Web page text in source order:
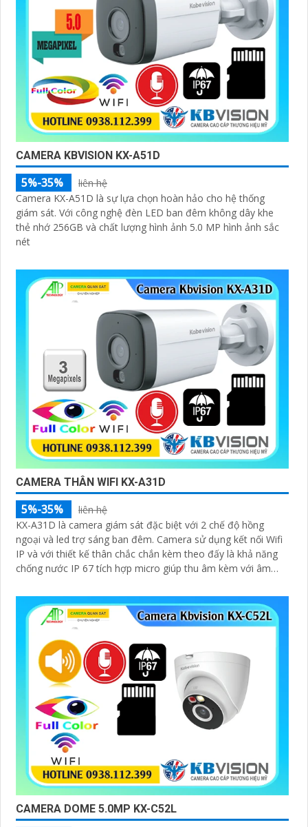
CAMERA KBVISION KX-A51D
5%-35%
liên hệ
Camera KX-A51D là sự lựa chọn hoàn hảo cho hệ thống
giám sát. Với công nghệ đèn LED ban đêm không dây khe
thẻ nhớ 256GB và chất lượng hình ảnh 5.0 MP hình ảnh sắc
nét
CAMERA THÂN WIFI KX-A31D
5%-35%
liên hệ
KX-A31D là camera giám sát đặc biệt với 2 chế độ hồng
ngoại và led trợ sáng ban đêm. Camera sử dụng kết nối Wifi
IP và với thiết kế thân chắc chắn kèm theo đấy là khả năng
chống nước IP 67 tích hợp micro giúp thu âm kèm với âm
CAMERA DOME 5.0MP KX-C52L